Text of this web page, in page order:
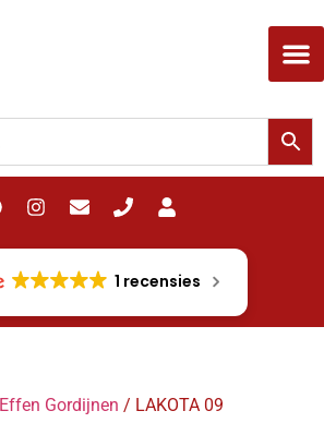
1 recensies
Effen Gordijnen / LAKOTA 09